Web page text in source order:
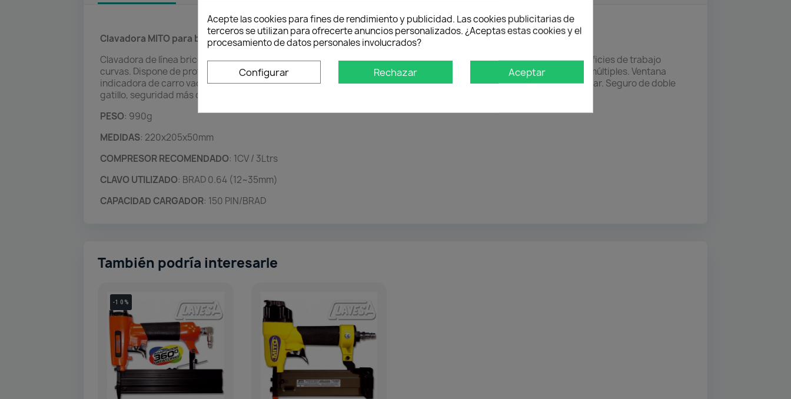
Clavadora MITO para brad 0.8 hasta 35mm.
Clavadora de línea bricolaje. Buena relación calidad/precio. Morro reducido y sin obstáculos para clavar sobre superficies de trabajo
curvas. Dispone de protector de goma para no dañar las superficies de trabajo. Carro de aluminio con empujadores múltiples. Ventana
indicadora de carro vacio. Difusor de aire giratorio (360º) para que la expulsión del aire no moleste a la hora de trabajar. Seguro de doble
gatillo, seguridad más cómoda. Empuñadura de goma, para reducir la fatiga en usos prolongados.
PESO: 990g
MEDIDAS: 220x205x50mm
COMPRESOR RECOMENDADO: 1CV / 3Ltrs
CLAVO UTILIZADO: BRAD 0.64 (12~35mm)
CAPACIDAD CARGADOR: 150 PIN/BRAD
También podría interesarle
-10%
Acepte las cookies para fines de rendimiento y publicidad. Las cookies publicitarias de
terceros se utilizan para ofrecerte anuncios personalizados. ¿Aceptas estas cookies y el
procesamiento de datos personales involucrados?
Configurar Rechazar Aceptar